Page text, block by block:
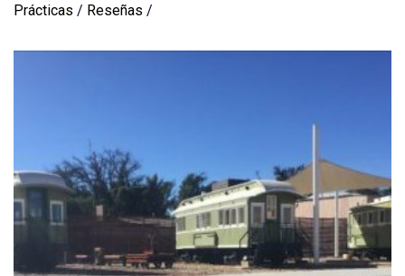
Prácticas / Reseñas /